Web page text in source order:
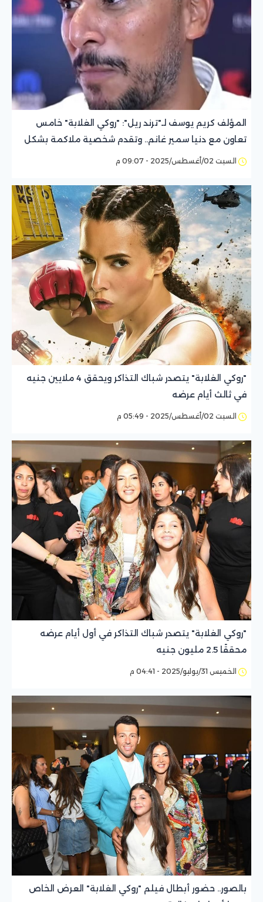
المؤلف كريم يوسف لـ"ترند ريل": "روكي الغلابة" خامس
تعاون مع دنيا سمير غانم.. وتقدم شخصية ملاكمة بشكل
ناعم ومختلف
السبت 02/أغسطس/2025 - 09:07 م
"روكي الغلابة" يتصدر شباك التذاكر ويحقق 4 ملايين جنيه
في ثالث أيام عرضه
السبت 02/أغسطس/2025 - 05:49 م
"روكي الغلابة" يتصدر شباك التذاكر في أول أيام عرضه
محققًا 2.5 مليون جنيه
الخميس 31/يوليو/2025 - 04:41 م
بالصور.. حضور أبطال فيلم "روكي الغلابة" العرض الخاص